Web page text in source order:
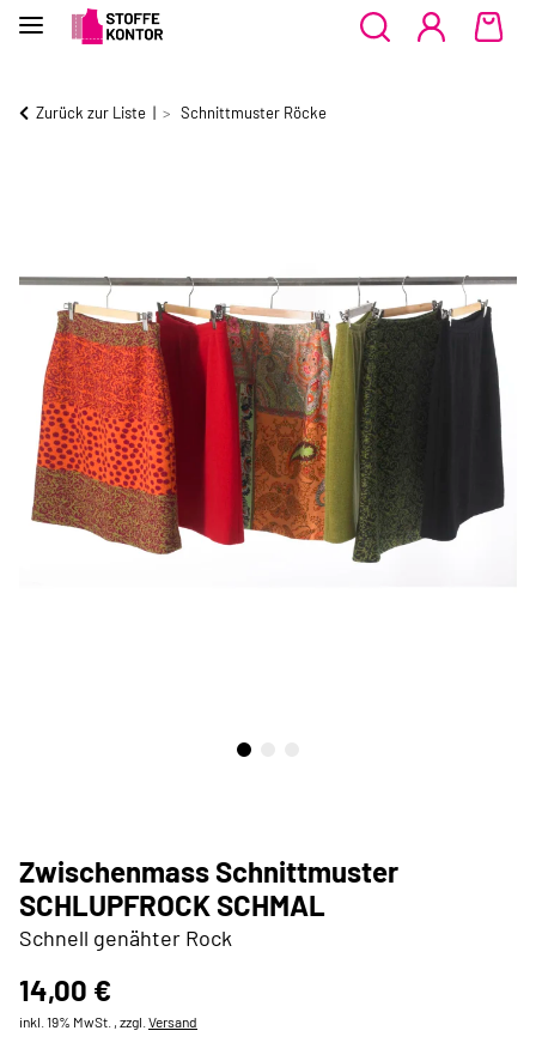
Zurück zur Liste Schnittmuster Röcke
Zwischenmass Schnittmuster
SCHLUPFROCK SCHMAL
Schnell genähter Rock
14,00 €
inkl. 19% MwSt. , zzgl. Versand